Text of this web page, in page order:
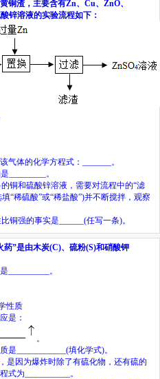
铜渣，主要含有Zn、 Cu、 ZnO、
锌溶液的实验流程如下：
气体的化学方程式：
。
。
铜和硫酸锌溶液，需要对流程中的“滤
填“稀硫酸”或“稀盐酸”)并不断搅拌，观察
铜强的事实是 (任写一条)。
药”是由木炭(C)、硫粉(S)和硝酸钾
。
性质
是：
。
是
(填化学式)。
是因为爆炸时除了有硫化物，还有硫的
式为
。